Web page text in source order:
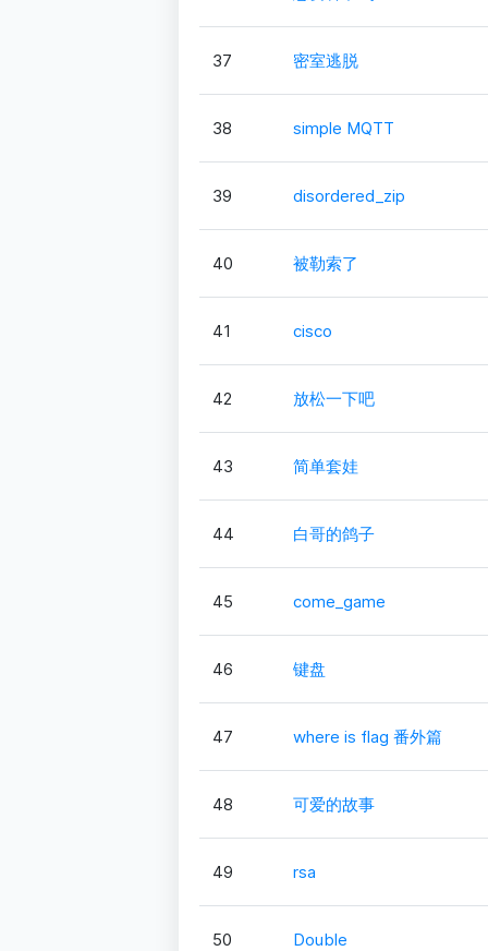
37 密室逃脱
38 simple MQTT
39 disordered_zip
40 被勒索了
41 cisco
42 放松一下吧
43 简单套娃
44 白哥的鸽子
45 come_game
46 键盘
47 where is flag 番外篇
48 可爱的故事
49 rsa
50 Double